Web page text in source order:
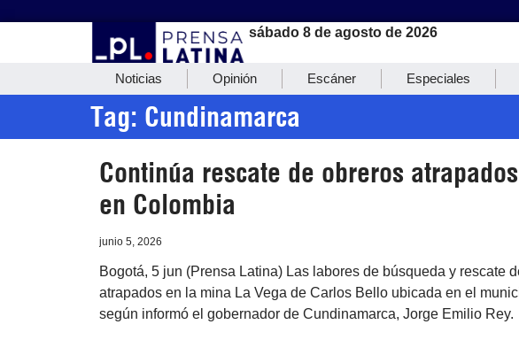
sábado 8 de agosto de 2026
Noticias Opinión Escáner Especiales
Tag: Cundinamarca
Continúa rescate de obreros
en Colombia
junio 5, 2026
Bogotá, 5 jun (Prensa Latina) Las labores de búsqueda y rescate
atrapados en la mina La Vega de Carlos Bello ubicada en el
según informó el gobernador de Cundinamarca, Jorge Emilio Rey.